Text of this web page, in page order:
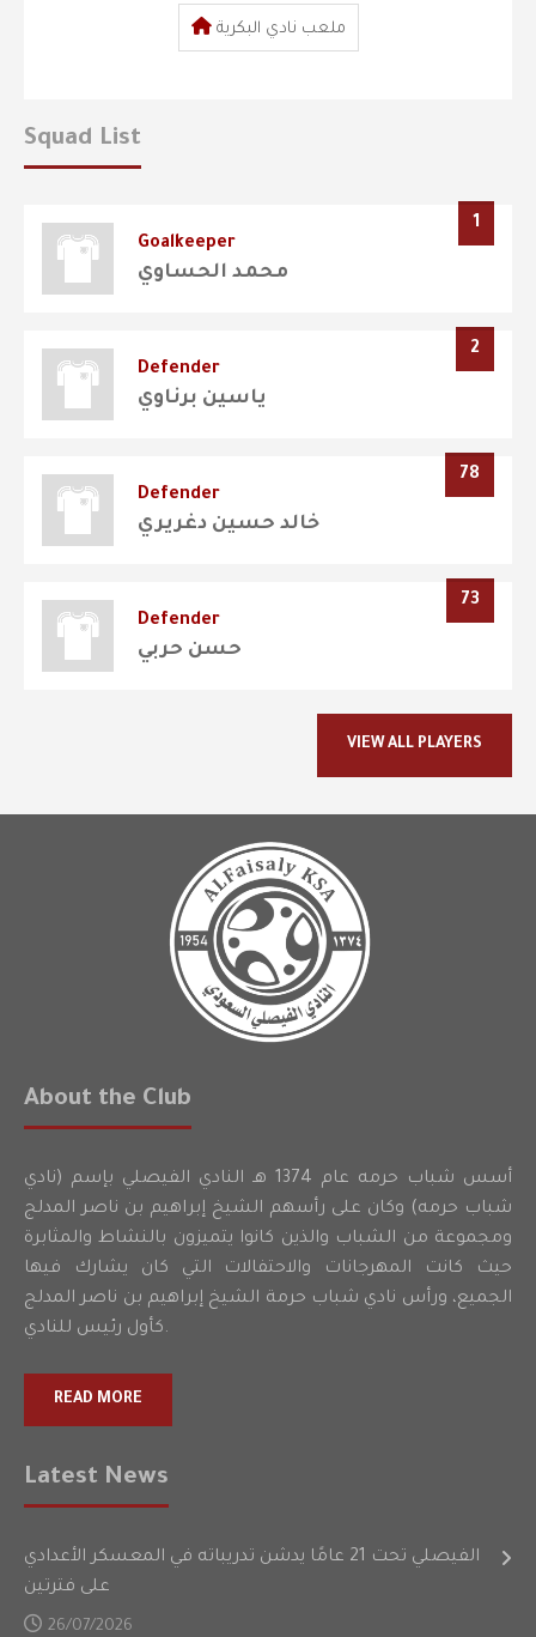
ملعب نادي البكرية
Squad List
1
Goalkeeper
محمد الحساوي
2
Defender
ياسين برناوي
78
Defender
خالد حسين دغريري
73
Defender
حسن حربي
VIEW ALL PLAYERS
About the Club
أسس شباب حرمه عام 1374 هـ النادي الفيصلي بإسم (نادي
شباب حرمه) وكان على رأسهم الشيخ إبراهيم بن ناصر المدلج
ومجموعة من الشباب والذين كانوا يتميزون بالنشاط والمثابرة
حيث كانت المهرجانات والاحتفالات التي كان يشارك فيها
الجميع، ورأس نادي شباب حرمة الشيخ إبراهيم بن ناصر المدلج
كأول رئيس للنادي.
READ MORE
Latest News
الفيصلي تحت 21 عامًا يدشن تدريباته في المعسكر الأعدادي
على فترتين
26/07/2026